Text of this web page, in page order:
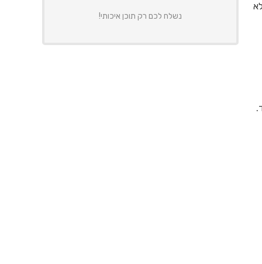
נשלח לכם רק תוכן איכותי!